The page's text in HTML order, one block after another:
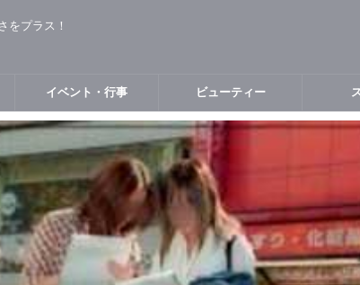
をプラス！
イベント・行事 ビューティー